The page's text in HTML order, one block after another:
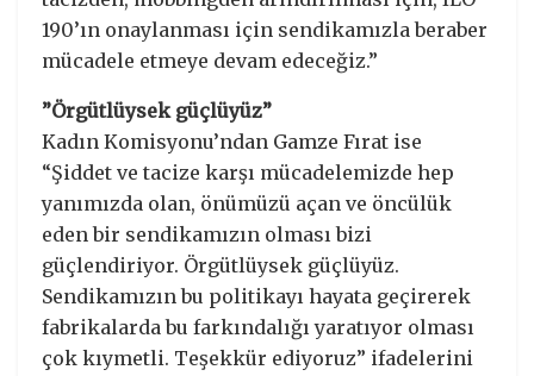
190’ın onaylanması için sendikamızla beraber
mücadele etmeye devam edeceğiz.”
”Örgütlüysek güçlüyüz”
Kadın Komisyonu’ndan Gamze Fırat ise
“Şiddet ve tacize karşı mücadelemizde hep
yanımızda olan, önümüzü açan ve öncülük
eden bir sendikamızın olması bizi
güçlendiriyor. Örgütlüysek güçlüyüz.
Sendikamızın bu politikayı hayata geçirerek
fabrikalarda bu farkındalığı yaratıyor olması
çok kıymetli. Teşekkür ediyoruz” ifadelerini